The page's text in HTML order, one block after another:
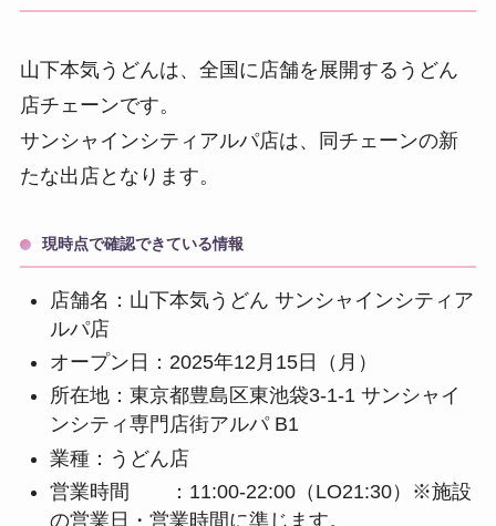
山下本気うどんは、全国に店舗を展開するうどん
店チェーンです。
サンシャインシティアルパ店は、同チェーンの新
たな出店となります。
現時点で確認できている情報
店舗名：山下本気うどん サンシャインシティア
ルパ店
オープン日：2025年12月15日（月）
所在地：東京都豊島区東池袋3-1-1 サンシャイ
ンシティ専門店街アルパ B1
業種：うどん店
営業時間 ：11:00-22:00（LO21:30）※施設
の営業日・営業時間に準じます。